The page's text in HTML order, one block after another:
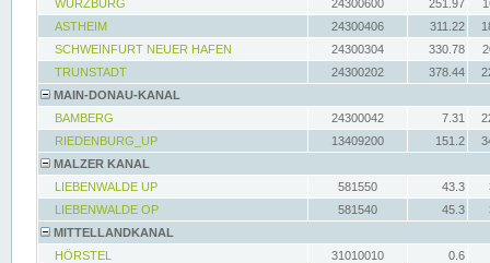
WÜRZBURG 24300600 251.97
ASTHEIM
24300406 311.22
SCHWEINFURT NEUER HAFEN
24300304 330.78
TRUNSTADT
24300202 378.44
MAIN-DONAU-KANAL
BAMBERG
24300042 7.31
RIEDENBURG_UP
13409200 151.2
MALZER KANAL
LIEBENWALDE UP
581550 43.3
LIEBENWALDE OP
581540 45.3
MITTELLANDKANAL
HÖRSTEL
31010010
0.6